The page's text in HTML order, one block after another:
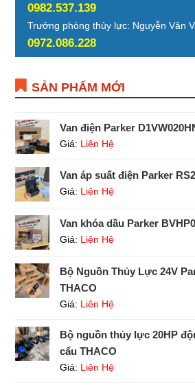
0982.537.139
Trưởng phòng thủy lực: Nguyễn Văn
0972.086.228
SẢN PHẨM MỚI
Van điện Parker
Giá: Liên Hệ
Van áp suất điện Parker
Giá: Liên Hệ
Van khóa dầu Parker
Giá: Liên Hệ
Bộ Nguồn Thủy Lực 24V
THACO
Giá: Liên Hệ
Bộ nguồn thủy lực 20HP
cẩu THACO
Giá: Liên Hệ